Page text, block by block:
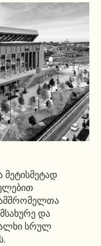
მეტისმეტად
და
სრულ